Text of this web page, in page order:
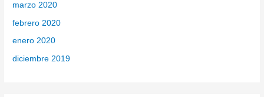
marzo 2020
febrero 2020
enero 2020
diciembre 2019